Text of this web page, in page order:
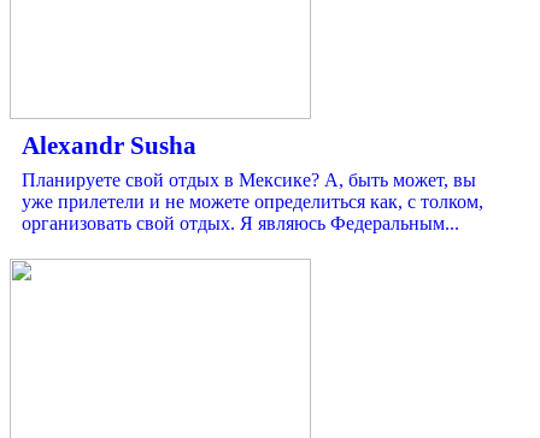
Alexandr Susha
Планируете свой отдых в Мексике? А, быть может, вы
уже прилетели и не можете определиться как, с толком,
организовать свой отдых. Я являюсь Федеральным...